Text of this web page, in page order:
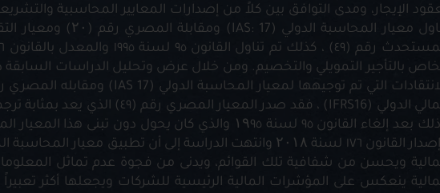
الإيجار، ومدى التوافق بين كلاً من إصدارات المعايير المحاسبية
بالتأجير التمويلي والتخصيم. ومن خلال عرض وتحليل الدراسات السابقة
وذلك بعد إلغاء القانون ٩٥ لسنة ۱۹٩٥ والذي كان
ويحسن من شفافية تلك القوائم، ويدنى من فجوة عدم تماثل
ينعكس على المؤشرات المالية الرئيسية للشركات ويجعلها أكثر تعبيراً